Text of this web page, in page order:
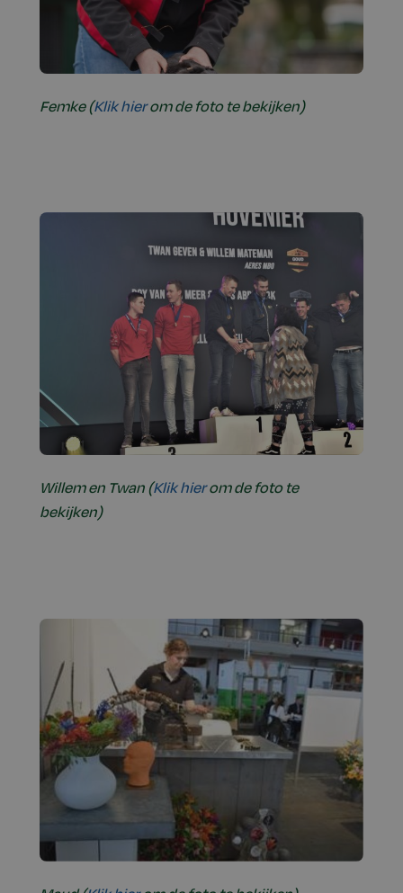
Femke (Klik hierom de foto te bekijken)
Willem en Twan (Klik hierom de foto te
bekijken)